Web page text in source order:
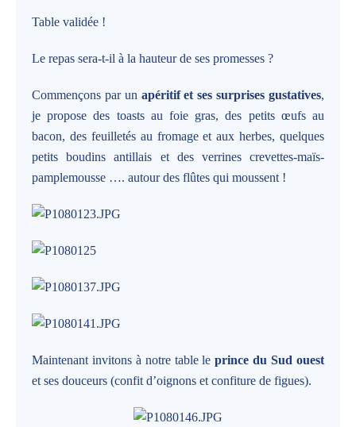
Table validée !
Le repas sera-t-il à la hauteur de ses promesses ?
Commençons par un apéritif et ses surprises gustatives,
je propose des toasts au foie gras, des petits œufs au
bacon, des feuilletés au fromage et aux herbes, quelques
petits boudins antillais et des verrines crevettes-maïs-
pamplemousse …. autour des flûtes qui moussent !
Maintenant invitons à notre table leprince du Sud ouest
et ses douceurs (confit d’oignons et confiture de figues).